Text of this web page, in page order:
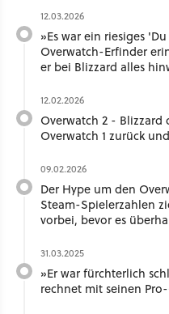
12.03.2026
»Es war ein riesiges
Overwatch-Erfinder
er bei Blizzard alles
12.02.2026
Overwatch 2 -
Overwatch 1 zurück
09.02.2026
Der Hype um den
Steam-Spielerzahlen
vorbei, bevor es
31.03.2025
»Er war fürchterlich
rechnet mit seinen